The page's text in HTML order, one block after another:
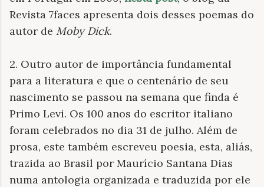
Revista 7faces apresenta dois desses poemas do
autor de Moby Dick.
2. Outro autor de importância fundamental
para a literatura e que o centenário de seu
nascimento se passou na semana que finda é
Primo Levi. Os 100 anos do escritor italiano
foram celebrados no dia 31 de julho. Além de
prosa, este também escreveu poesia, esta, aliás,
trazida ao Brasil por Maurício Santana Dias
numa antologia organizada e traduzida por ele